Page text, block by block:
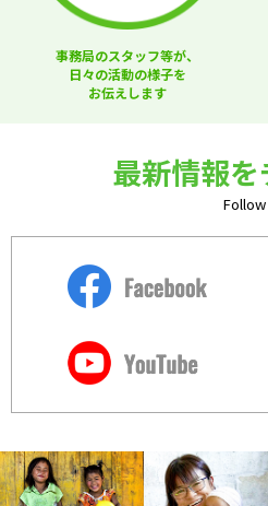
事務局のスタッフ等が、
日々の活動の様子を
お伝えします
最新情報
Follow